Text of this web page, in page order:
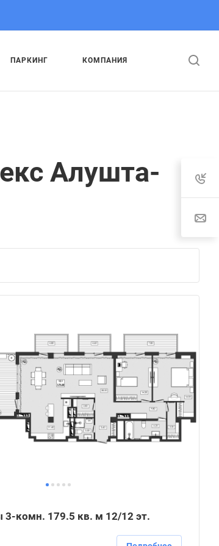
ПАРКИНГ КОМПАНИЯ
Алушта-
3-комн. 179.5 кв. м 12/12 эт.